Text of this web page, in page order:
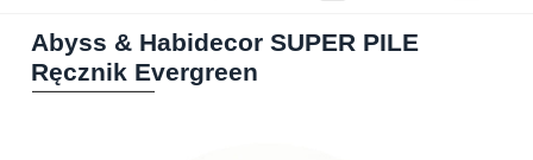
Abyss & Habidecor SUPER PILE
Ręcznik Evergreen